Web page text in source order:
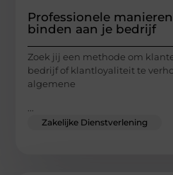
Professionele
binden aan je bedrijf
Zoek jij een methode om
bedrijf of klantloyaliteit te
algemene
Zakelijke Dienstverlening